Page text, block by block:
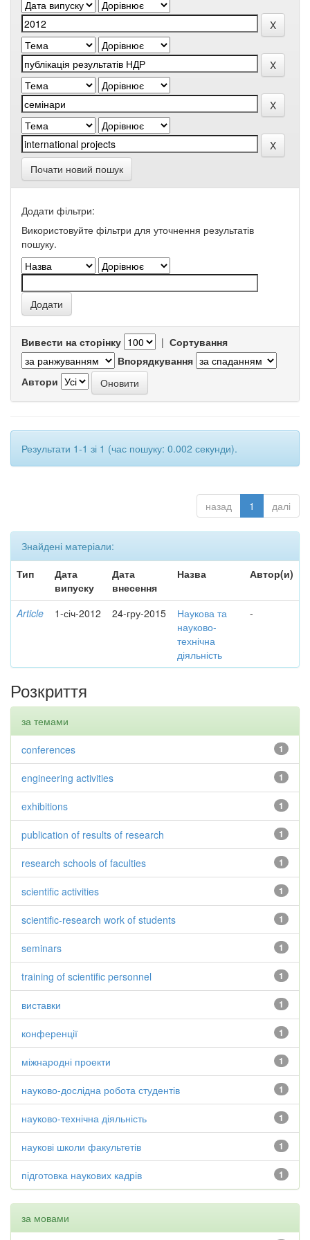
Почати новий пошук
Додати фільтри:
Використовуйте фільтри для уточнення результатів
пошуку.
Вивести на сторінку | Сортування
Впорядкування
Автори
Результати 1-1 зі 1 (час пошуку: 0.002 секунди).
назад 1 далі
Знайдені матеріали:
Тип
Дата
випуску
Дата
внесення
Назва Автор(и)
Article 1-січ-2012 24-гру-2015
Наукова та
науково-
технічна
діяльність
-
Розкриття
за темами
1
conferences
1
engineering activities
1
exhibitions
1
publication of results of research
1
research schools of faculties
1
scientific activities
1
scientific-research work of students
1
seminars
1
training of scientific personnel
1
виставки
1
конференції
1
міжнародні проекти
1
науково-дослідна робота студентів
1
науково-технічна діяльність
1
наукові школи факультетів
1
підготовка наукових кадрів
за мовами